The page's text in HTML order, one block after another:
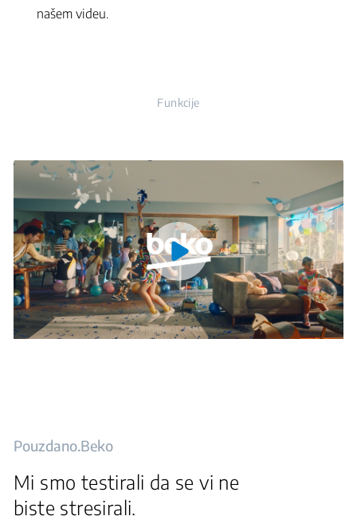
našem videu.
Funkcije
Pouzdano.Beko
Mi smo testirali da se vi ne
biste stresirali.